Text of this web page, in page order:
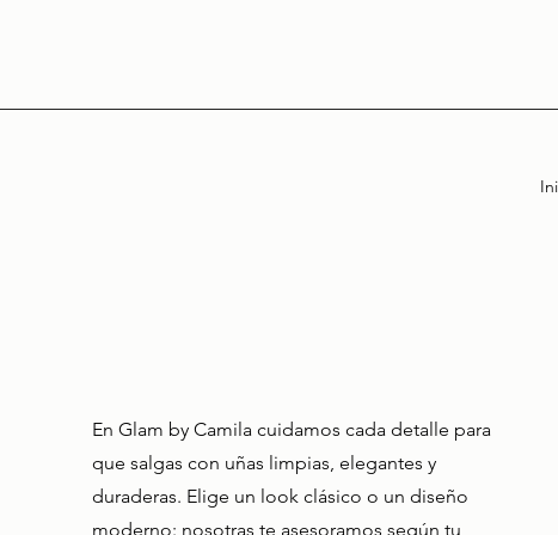
En Glam by Camila cuidamos cada detalle para
que salgas con uñas limpias, elegantes y
duraderas. Elige un look clásico o un diseño
moderno: nosotras te asesoramos según tu